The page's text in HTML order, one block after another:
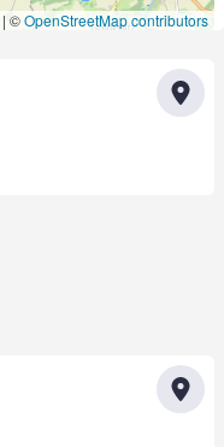
| ©OpenStreetMap contributors